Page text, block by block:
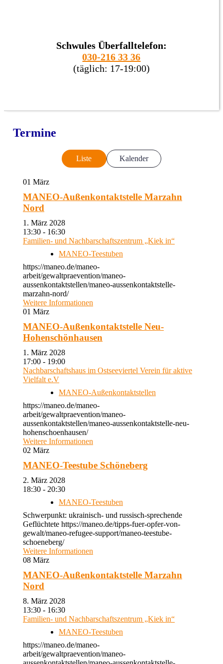
Schwules Überfalltelefon:
030-216 33 36
(täglich: 17-19:00)
Termine
Liste Kalender
01 März
MANEO-Außenkontaktstelle Marzahn
Nord
1. März 2028
13:30 - 16:30
Familien- und Nachbarschaftszentrum „Kiek in“
MANEO-Teestuben
https://maneo.de/maneo-
arbeit/gewaltpraevention/maneo-
aussenkontaktstellen/maneo-aussenkontaktstelle-
marzahn-nord/
Weitere Informationen
01 März
MANEO-Außenkontaktstelle Neu-
Hohenschönhausen
1. März 2028
17:00 - 19:00
Nachbarschaftshaus im Ostseeviertel Verein für aktive
Vielfalt e.V
MANEO-Außenkontaktstellen
https://maneo.de/maneo-
arbeit/gewaltpraevention/maneo-
aussenkontaktstellen/maneo-aussenkontaktstelle-neu-
hohenschoenhausen/
Weitere Informationen
02 März
MANEO-Teestube Schöneberg
2. März 2028
18:30 - 20:30
MANEO-Teestuben
Schwerpunkt: ukrainisch- und russisch-sprechende
Geflüchtete https://maneo.de/tipps-fuer-opfer-von-
gewalt/maneo-refugee-support/maneo-teestube-
schoeneberg/
Weitere Informationen
08 März
MANEO-Außenkontaktstelle Marzahn
Nord
8. März 2028
13:30 - 16:30
Familien- und Nachbarschaftszentrum „Kiek in“
MANEO-Teestuben
https://maneo.de/maneo-
arbeit/gewaltpraevention/maneo-